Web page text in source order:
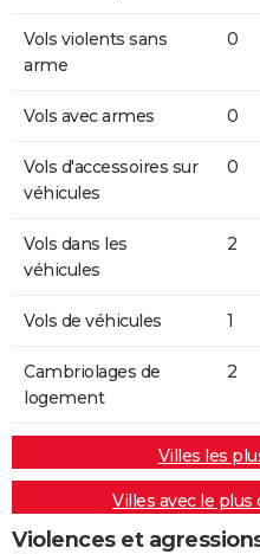
Vols violents sans
arme
0
Vols avec armes 0
Vols d'accessoires sur
véhicules
0
Vols dans les
véhicules
2
Vols de véhicules 1
Cambriolages de
logement
2
Villes les
Villes avec le plus
Violences et